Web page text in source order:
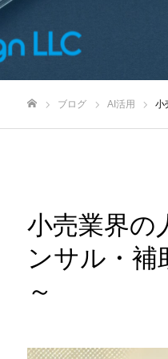
ブログ AI活用 小
小売業界の
ンサル・補
～